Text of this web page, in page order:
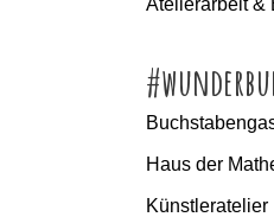
Haus der
Künstleratelier